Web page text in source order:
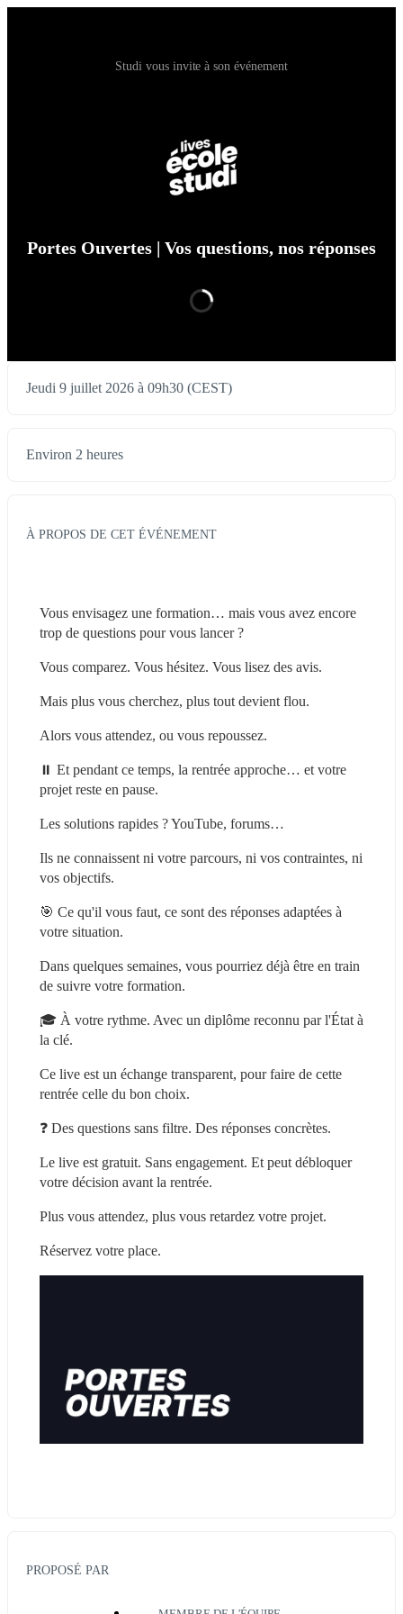
Studi vous invite à son événement
Portes Ouvertes | Vos questions, nos réponses
Jeudi 9 juillet 2026 à 09h30 (CEST)
Environ 2 heures
À PROPOS DE CET ÉVÉNEMENT
Vous envisagez une formation… mais vous avez encore
trop de questions pour vous lancer ?
Vous comparez. Vous hésitez. Vous lisez des avis.
Mais plus vous cherchez, plus tout devient flou.
Alors vous attendez, ou vous repoussez.
⏸️ Et pendant ce temps, la rentrée approche… et votre
projet reste en pause.
Les solutions rapides ? YouTube, forums…
Ils ne connaissent ni votre parcours, ni vos contraintes, ni
vos objectifs.
🎯 Ce qu'il vous faut, ce sont des réponses adaptées à
votre situation.
Dans quelques semaines, vous pourriez déjà être en train
de suivre votre formation.
🎓 À votre rythme. Avec un diplôme reconnu par l'État à
la clé.
Ce live est un échange transparent, pour faire de cette
rentrée celle du bon choix.
❓ Des questions sans filtre. Des réponses concrètes.
Le live est gratuit. Sans engagement. Et peut débloquer
votre décision avant la rentrée.
Plus vous attendez, plus vous retardez votre projet.
Réservez votre place.
PROPOSÉ PAR